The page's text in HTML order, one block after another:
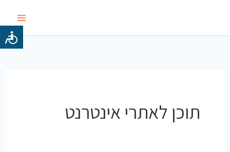
תוכן לאתרי אינטרנט